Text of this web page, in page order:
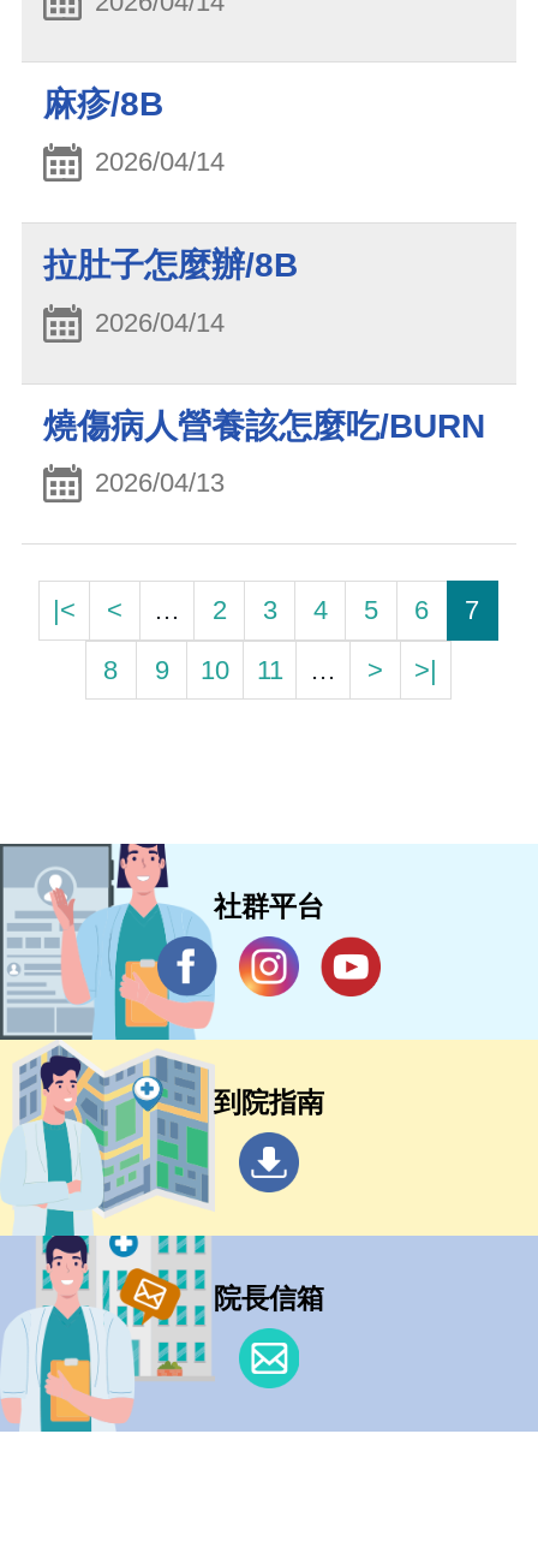
麻疹/8B
2026/04/14
拉肚子怎麼辦/8B
2026/04/14
燒傷病人營養該怎麼吃/BURN
2026/04/13
|< < … 2 3 4 5 6
7
8
9 10 11 … > >|
社群平台
到院指南
院長信箱